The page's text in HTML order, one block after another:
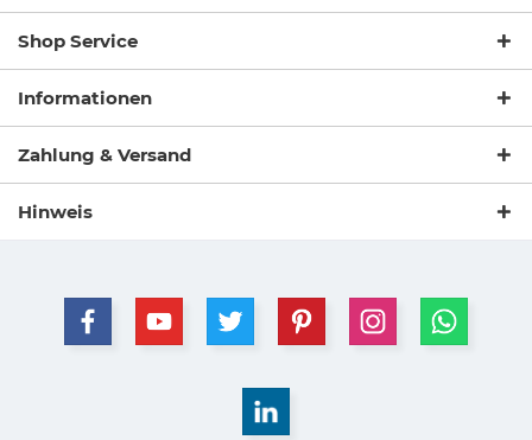
Shop Service
Informationen
Zahlung & Versand
Hinweis